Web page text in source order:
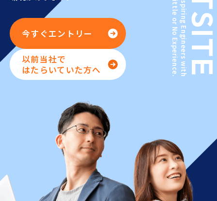
今すぐエントリー
以前当社で
はたらいていた方へ
For Aspiring Engineers with
Little or No Experience.